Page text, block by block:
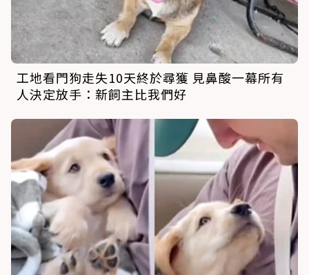
工地看門狗走失10天終於尋獲 見鼻酸一幕所有
人決定放手：新飼主比我們好